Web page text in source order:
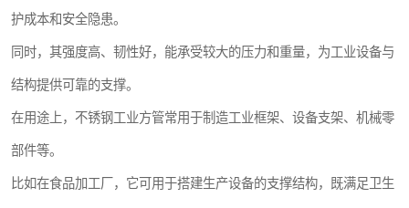
护成本和安全隐患。
同时，其强度高、韧性好，能承受较大的压力和重量，为工业设备与
结构提供可靠的支撑。
在用途上，不锈钢工业方管常用于制造工业框架、设备支架、机械零
部件等。
比如在食品加工厂，它可用于搭建生产设备的支撑结构，既满足卫生